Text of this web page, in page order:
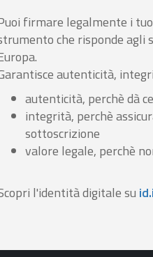
firmare legalmente i
che risponde agli
autenticità,
autenticità, perchè dà
integrità, perchè
sottoscrizione
valore legale, perchè
l'identità digitale su